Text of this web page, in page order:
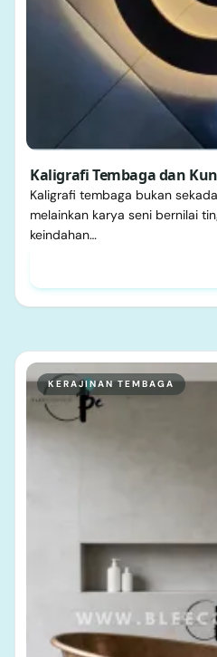
Kaligrafi Tembaga dan
Kaligrafi tembaga bukan
melainkan karya seni bernilai
keindahan…
KERAJINAN TEMBAGA